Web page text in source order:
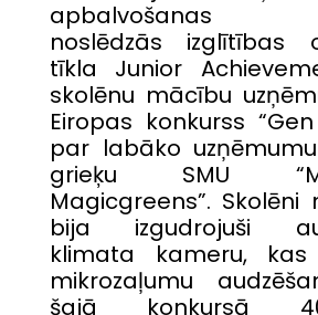
apbalvošanas
noslēdzās izglītības
tīkla Junior
skolēnu mācību
Eiropas konkurss
par labāko
grieķu SMU
Magicgreens”. Skolēni
bija izgudrojuši
klimata kameru, kas
mikrozaļumu
šajā konkursā